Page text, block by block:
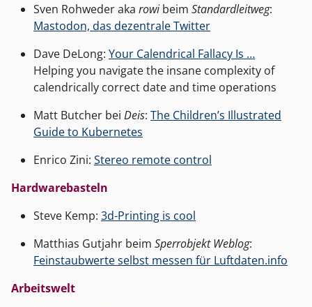
Sven Rohweder aka rowi beim Standardleitweg:
Mastodon, das dezentrale Twitter
Dave DeLong: Your Calendrical Fallacy Is …
Helping you navigate the insane complexity of
calendrically correct date and time operations
Matt Butcher bei Deis: The Children’s Illustrated
Guide to Kubernetes
Enrico Zini: Stereo remote control
Hardwarebasteln
Steve Kemp: 3d-Printing is cool
Matthias Gutjahr beim Sperrobjekt Weblog:
Feinstaubwerte selbst messen für Luftdaten.info
Arbeitswelt